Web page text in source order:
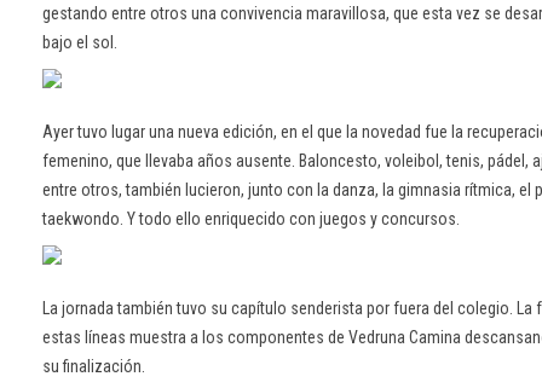
gestando entre otros una convivencia maravillosa, que esta vez se
bajo el sol.
Ayer tuvo lugar una nueva edición, en el que la novedad fue la
femenino, que llevaba años ausente. Baloncesto, voleibol, tenis, pádel,
entre otros, también lucieron, junto con la danza, la gimnasia rítmica, el
taekwondo. Y todo ello enriquecido con juegos y concursos.
La jornada también tuvo su capítulo senderista por fuera del colegio. La
estas líneas muestra a los componentes de Vedruna Camina
su finalización.